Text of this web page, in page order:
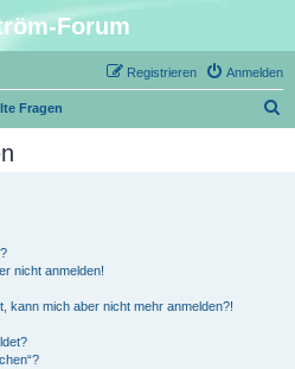
Forum
Anmelden
Registrieren
Fragen
nicht anmelden!
kann mich aber nicht mehr anmelden?!